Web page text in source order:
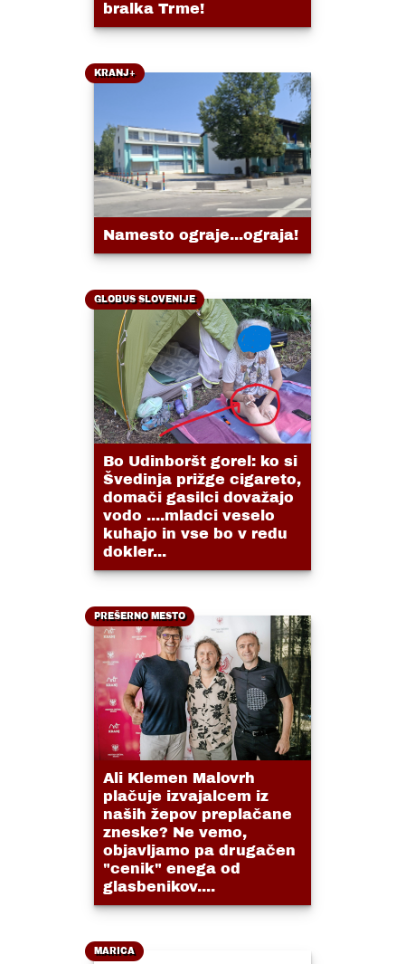
bralka Trme!
KRANJ+
Namesto ograje...ograja!
GLOBUS SLOVENIJE
Bo Udinboršt gorel: ko si
Švedinja prižge cigareto,
domači gasilci dovažajo
vodo ....mladci veselo
kuhajo in vse bo v redu
dokler...
PREŠERNO MESTO
Ali Klemen Malovrh
plačuje izvajalcem iz
naših žepov preplačane
zneske? Ne vemo,
objavljamo pa drugačen
"cenik" enega od
glasbenikov....
MARICA